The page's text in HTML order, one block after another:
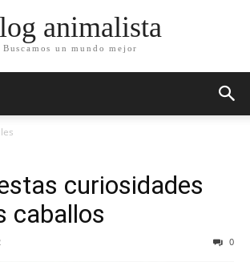
animalista
Buscamos un mundo mejor
curiosidades
caballos
0